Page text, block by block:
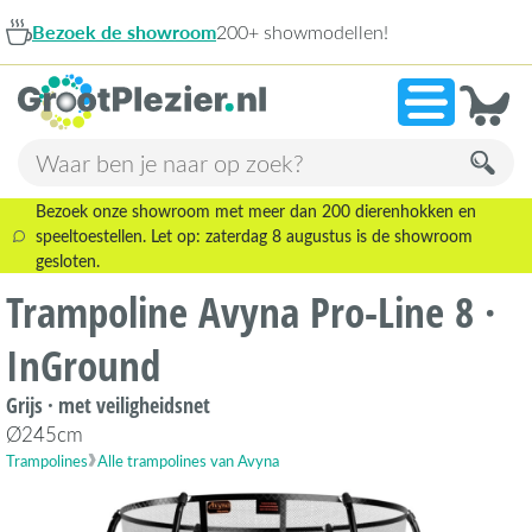
200+ showmodellen!
Bezoek onze showroom met meer dan 200 dierenhokken en
speeltoestellen. Let op: zaterdag 8 augustus is de showroom
gesloten.
Trampoline Avyna Pro-Line 8 ·
InGround
Grijs · met veiligheidsnet
Ø245cm
Trampolines Alle trampolines van Avyna